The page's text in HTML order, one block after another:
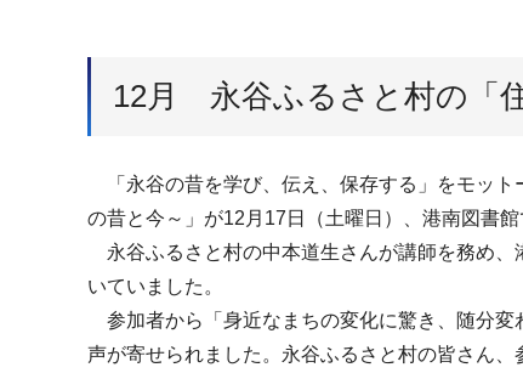
12月 永谷ふるさと村の「
「永谷の昔を学び、伝え、保存する」をモッ
の昔と今～」が12月17日（土曜日）、港南図書
永谷ふるさと村の中本道生さんが講師を務め、
いていました。
参加者から「身近なまちの変化に驚き、随分変
声が寄せられました。永谷ふるさと村の皆さん、